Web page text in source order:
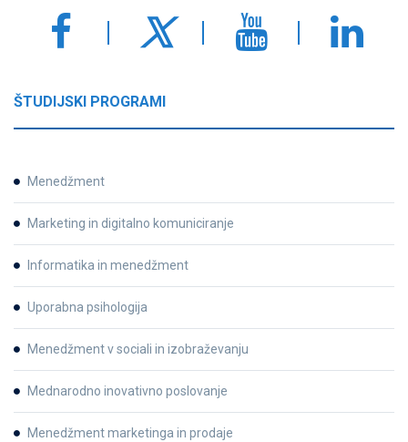
ŠTUDIJSKI PROGRAMI
Menedžment
Marketing in digitalno komuniciranje
Informatika in menedžment
Uporabna psihologija
Menedžment v sociali in izobraževanju
Mednarodno inovativno poslovanje
Menedžment marketinga in prodaje